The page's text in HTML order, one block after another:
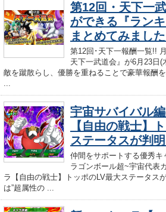
第12回・天下一
ができる『ラン
まとめてみました
第12回･天下一報酬一覧!!
天下一武道会』が6月23日
敵を蹴散らし、優勝を重ねることで豪華報酬
...
宇宙サバイバル
【自由の戦士】
ステータスが判
仲間をサポートする優秀
ラゴンボール超~宇宙代表
ラ【自由の戦士】トッポのLV最大ステータス
は”超属性の ...